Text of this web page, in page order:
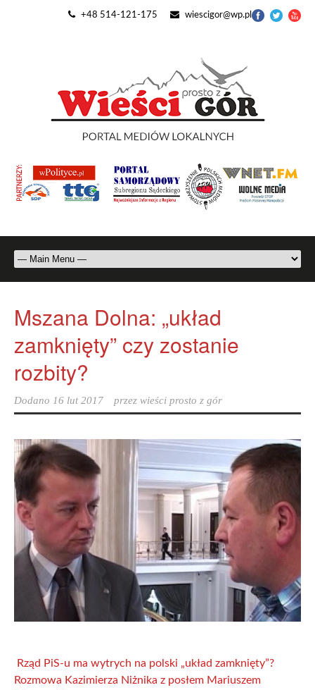
+48 514-121-175 wiescigor@wp.pl
Mszana Dolna: „układ
zamknięty” czy zostanie
rozbity?
Dodano 16 lut 2017 przez wieści prosto z gór
Rząd PiS-u ma wytrych na polski „układ zamknięty”?
Rozmowa Kazimierza Niżnika z posłem Mariuszem